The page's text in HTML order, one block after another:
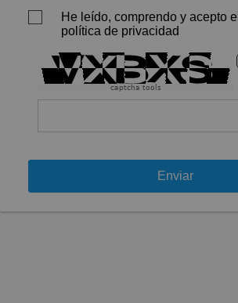
He leído, comprendo y acepto
política de privacidad
captcha tools
Enviar